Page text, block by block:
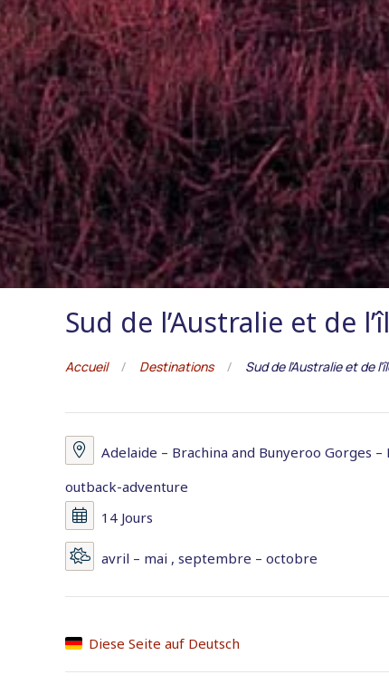
Sud de l’Australie et de
Accueil Destinations Sud de l’Australie et de
Adelaide – Brachina and Bunyeroo Gorges
outback-adventure
14 Jours
avril – mai , septembre – octobre
Diese Seite auf Deutsch